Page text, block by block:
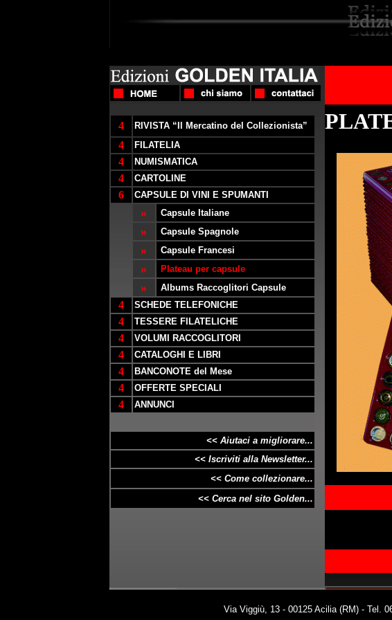
4 RIVISTA “Il Mercatino del Collezionista”
4 FILATELIA
4 NUMISMATICA
4 CARTOLINE
6 CAPSULE DI VINI E SPUMANTI
» Capsule Italiane
» Capsule Spagnole
» Capsule Francesi
» Plateau per capsule
» Albums Raccoglitori Capsule
4 SCHEDE TELEFONICHE
4 TESSERE FILATELICHE
4 VOLUMI RACCOGLITORI
4 CATALOGHI E LIBRI
4 BANCONOTE del Mese
4 OFFERTE SPECIALI
4 ANNUNCI
<< Aiutaci a migliorare...
<< Iscriviti alla Newsletter...
<< Come collezionare...
<< Cerca nel sito Golden...
Via Viggiù, 13 - 00125 Acilia (RM) - Tel.